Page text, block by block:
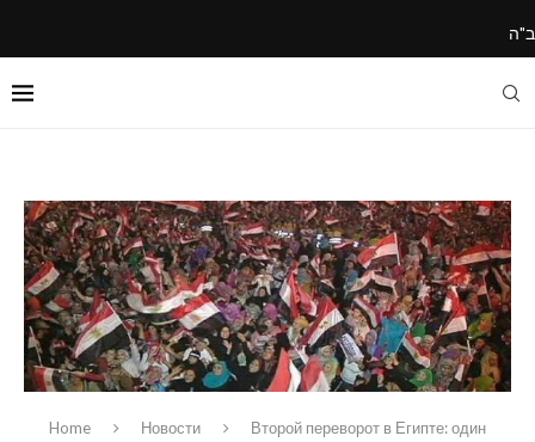
ב"ה
Home Новости
Второй переворот в Египте: один